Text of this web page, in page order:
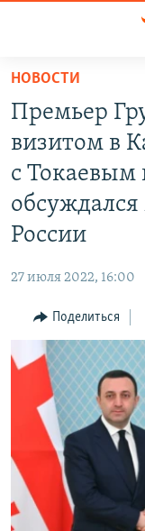
Вернуться
основному
содержанию
Вернутся
главной
навигации
КАЗАХСТАН
КЫРГЫЗСТАН
УЗБЕКИСТАН
НОВОСТИ
ВОЙНА В УКРАИНЕ
НА ДРУГИХ
ТОҶИКӢ
TÜRKMENÇE
ПОДПИШИТЕСЬ НА НАС
Все сайты РСЕ/
НОВОСТИ
Премьер
визитом в
с
России
27 июля 2022, 16:00
Поделиться